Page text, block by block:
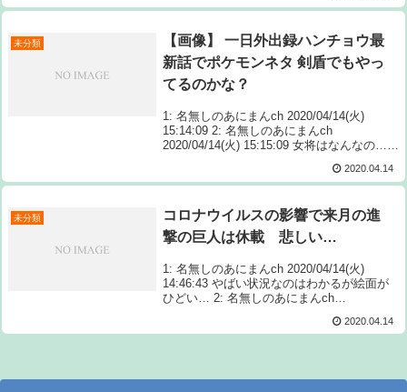
未分類
【画像】 一日外出録ハンチョウ最
新話でポケモンネタ 剣盾でもやっ
てるのかな？
1: 名無しのあにまんch 2020/04/14(火)
15:14:09 2: 名無しのあにまんch
2020/04/14(火) 15:15:09 女将はなんなの…？
2020.04.14
未分類
コロナウイルスの影響で来月の進
撃の巨人は休載 悲しい…
1: 名無しのあにまんch 2020/04/14(火)
14:46:43 やばい状況なのはわかるが絵面が
ひどい… 2: 名無しのあにまんch
2020.04.14